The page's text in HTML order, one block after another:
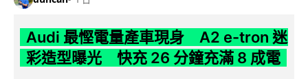
Audi 最慳電量產車現身 A2 e-tron 迷
彩造型曝光 快充 26 分鐘充滿 8 成電